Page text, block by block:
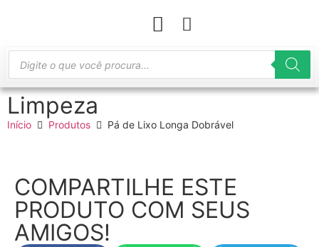
Limpeza
Início Produtos Pá de Lixo Longa Dobrável
COMPARTILHE ESTE
PRODUTO COM SEUS
AMIGOS!